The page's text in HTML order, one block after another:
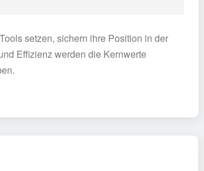
setzen, sichern ihre Position in der
Effizienz werden die Kernwerte